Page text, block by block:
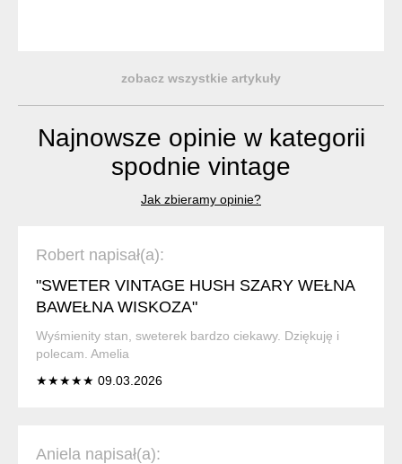
zobacz wszystkie artykuły
Najnowsze opinie w kategorii
spodnie vintage
Jak zbieramy opinie?
Robert napisał(a):
"SWETER VINTAGE HUSH SZARY WEŁNA
BAWEŁNA WISKOZA"
Wyśmienity stan, sweterek bardzo ciekawy. Dziękuję i
polecam. Amelia
★★★★★ 09.03.2026
Aniela napisał(a):